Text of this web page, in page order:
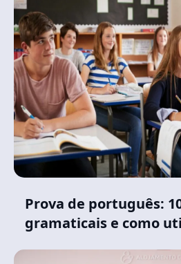
Prova de português:
gramaticais e como